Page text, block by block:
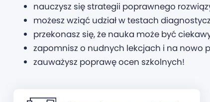
nauczysz się strategii poprawnego
możesz wziąć udział w testach
przekonasz się, że nauka może być
zapomnisz o nudnych lekcjach i na nowo
zauważysz poprawę ocen szkolnych!